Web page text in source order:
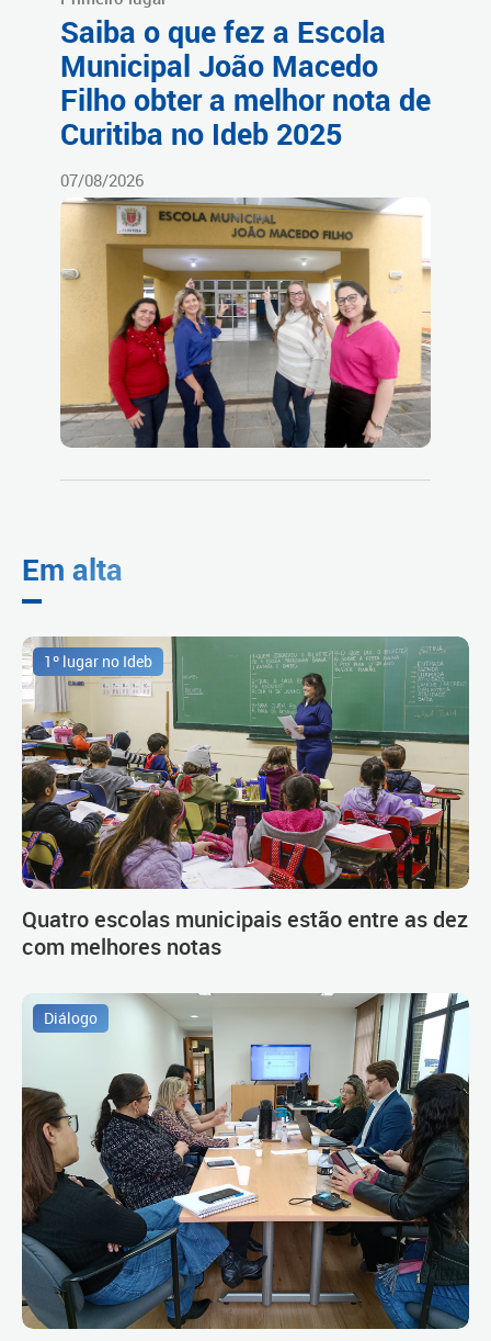
Saiba o que fez a Escola
Municipal João Macedo
Filho obter a melhor nota de
Curitiba no Ideb 2025
07/08/2026
Em alta
1º lugar no Ideb
Quatro escolas municipais estão entre as dez
com melhores notas
Diálogo